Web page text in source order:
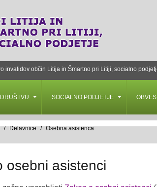
invalidov občin Litija in Šmartno pri Litiji, socialno
SOCIALNO PODJETJE
Delavnice Osebna asistenca
osebni asistenci